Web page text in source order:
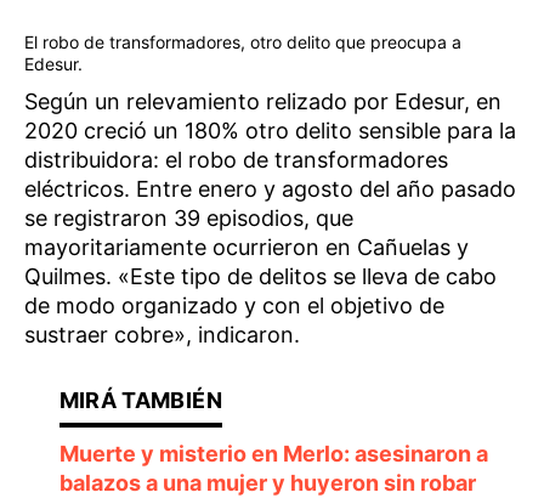
El robo de transformadores, otro delito que preocupa a
Edesur.
Según un relevamiento relizado por Edesur, en
2020 creció un 180% otro delito sensible para la
distribuidora: el robo de transformadores
eléctricos. Entre enero y agosto del año pasado
se registraron 39 episodios, que
mayoritariamente ocurrieron en Cañuelas y
Quilmes. «Este tipo de delitos se lleva de cabo
de modo organizado y con el objetivo de
sustraer cobre», indicaron.
Muerte y misterio en Merlo: asesinaron a
balazos a una mujer y huyeron sin robar